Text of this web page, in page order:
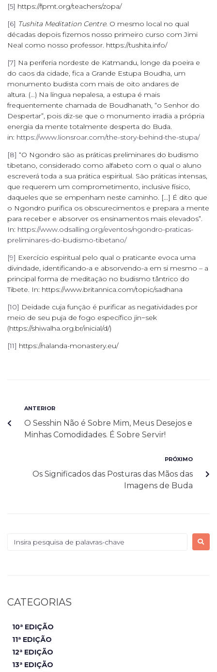
[5] https://fpmt.org/teachers/zopa/
[6] Tushita Meditation Centre. O mesmo local no qual
décadas depois fizemos nosso primeiro curso com Jimi
Neal como nosso professor. https://tushita.info/
[7] Na periferia nordeste de Katmandu, longe da poeira e
do caos da cidade, fica a Grande Estupa Boudha, um
monumento budista com mais de oito andares de
altura. (…) Na língua nepalesa, a estupa é mais
frequentemente chamada de Boudhanath, “o Senhor do
Despertar”, pois diz-se que o monumento irradia a própria
energia da mente totalmente desperta do Buda.
in: https://www.lionsroar.com/the-story-behind-the-stupa/
[8] “O Ngondro são as práticas preliminares do budismo
tibetano, considerado como alfabeto com o qual o aluno
escreverá toda a sua prática espiritual. São práticas intensas,
que requerem um comprometimento, inclusive físico,
daqueles que se empenham neste caminho. […] É dito que
o Ngondro purifica os obscurecimentos e prepara a mente
para receber e absorver os ensinamentos mais elevados”.
In: https://www.odsalling.org/eventos/ngondro-praticas-
preliminares-do-budismo-tibetano/
[9] Exercício espiritual pelo qual o praticante evoca uma
divindade, identificando-a e absorvendo-a em si mesmo – a
principal forma de meditação no budismo tântrico do
Tibete. In: https://www.britannica.com/topic/sadhana
[10] Deidade cuja função é purificar as negatividades por
meio de seu puja de fogo específico jin−sek
(https://shiwalha.org.br/inicial/d/)
[11] https://nalanda-monastery.eu/
ANTERIOR
O Sesshin Não é Sobre Mim, Meus Desejos e
Minhas Comodidades. É Sobre Servir!
PRÓXIMO
Os Significados das Posturas das Mãos das
Imagens de Buda
CATEGORIAS
10ª EDIÇÃO
11ª EDIÇÃO
12ª EDIÇÃO
13ª EDIÇÃO